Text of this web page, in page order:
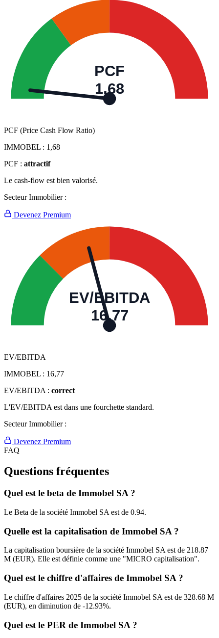
PCF
1,68
PCF (Price Cash Flow Ratio)
IMMOBEL : 1,68
PCF : attractif
Le cash-flow est bien valorisé.
Secteur Immobilier :
Devenez Premium
EV/EBITDA
16,77
EV/EBITDA
IMMOBEL : 16,77
EV/EBITDA : correct
L'EV/EBITDA est dans une fourchette standard.
Secteur Immobilier :
Devenez Premium
FAQ
Questions fréquentes
Quel est le beta de Immobel SA ?
Le Beta de la société Immobel SA est de 0.94.
Quelle est la capitalisation de Immobel SA ?
La capitalisation boursière de la société Immobel SA est de 218.87
M (EUR). Elle est définie comme une "MICRO capitalisation".
Quel est le chiffre d'affaires de Immobel SA ?
Le chiffre d'affaires 2025 de la société Immobel SA est de 328.68 M
(EUR), en diminution de -12.93%.
Quel est le PER de Immobel SA ?